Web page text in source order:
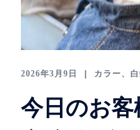
2026年3月9日 カラー、
今日のお